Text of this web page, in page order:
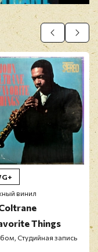
проходят
винил
Things
Студийная запись